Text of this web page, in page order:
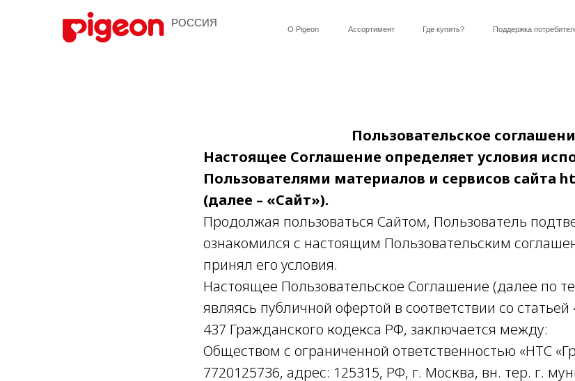
Новости
Поддержка потребителей
Ассортимент
РОССИЯ
История компании
История создания
О компании
История компании
История создания
О компании
Пользовательское
Настоящее Соглашение определяет условия
Пользователями материалов и сервисов сайта
(далее – «Сайт»).
Продолжая пользоваться Сайтом, Пользователь
ознакомился с настоящим Пользовательским
принял его условия.
Настоящее Пользовательское Соглашение (далее по
являясь публичной офертой в соответствии со
437 Гражданского кодекса РФ, заключается между:
Обществом с ограниченной ответственностью «НТС
7720125736, адрес: 125315, РФ, г. Москва, вн. тер. г.